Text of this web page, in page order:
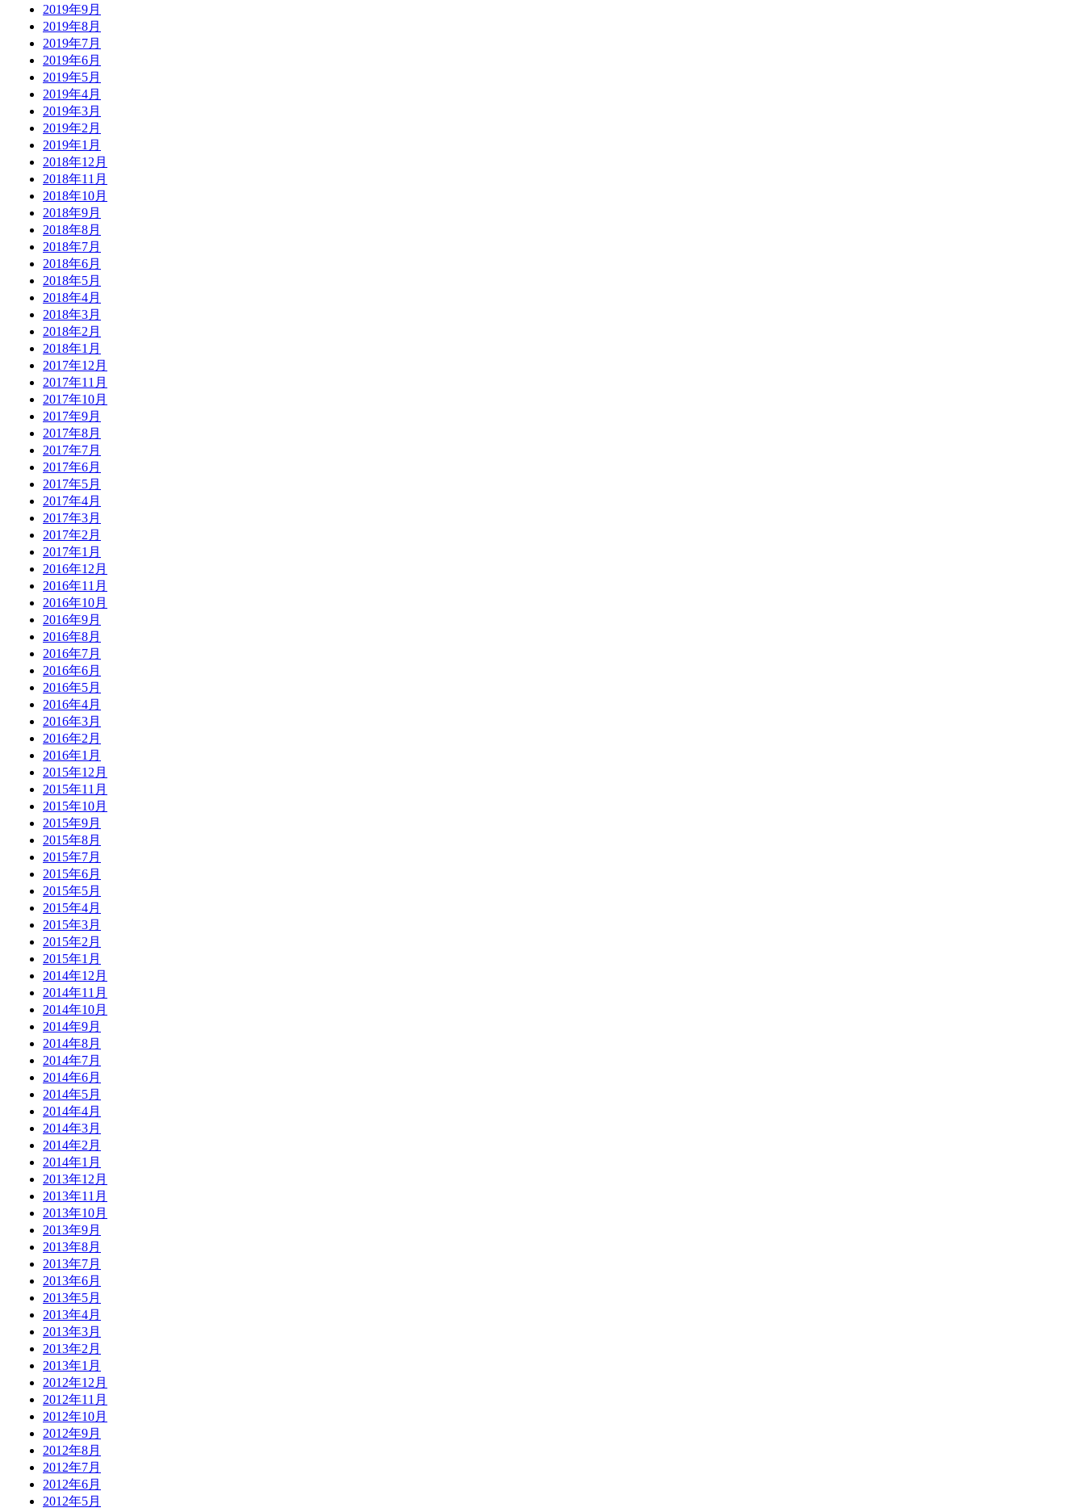
2019年9月
2019年8月
2019年7月
2019年6月
2019年5月
2019年4月
2019年3月
2019年2月
2019年1月
2018年12月
2018年11月
2018年10月
2018年9月
2018年8月
2018年7月
2018年6月
2018年5月
2018年4月
2018年3月
2018年2月
2018年1月
2017年12月
2017年11月
2017年10月
2017年9月
2017年8月
2017年7月
2017年6月
2017年5月
2017年4月
2017年3月
2017年2月
2017年1月
2016年12月
2016年11月
2016年10月
2016年9月
2016年8月
2016年7月
2016年6月
2016年5月
2016年4月
2016年3月
2016年2月
2016年1月
2015年12月
2015年11月
2015年10月
2015年9月
2015年8月
2015年7月
2015年6月
2015年5月
2015年4月
2015年3月
2015年2月
2015年1月
2014年12月
2014年11月
2014年10月
2014年9月
2014年8月
2014年7月
2014年6月
2014年5月
2014年4月
2014年3月
2014年2月
2014年1月
2013年12月
2013年11月
2013年10月
2013年9月
2013年8月
2013年7月
2013年6月
2013年5月
2013年4月
2013年3月
2013年2月
2013年1月
2012年12月
2012年11月
2012年10月
2012年9月
2012年8月
2012年7月
2012年6月
2012年5月